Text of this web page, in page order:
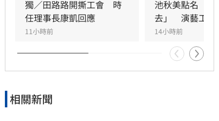
獨／田路路開撕工會　時
任理事長康凱回應
11小時前
池秋美點名「
去」　演藝工會
14小時前
相關新聞